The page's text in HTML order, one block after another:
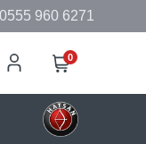
0555 960 6271
0